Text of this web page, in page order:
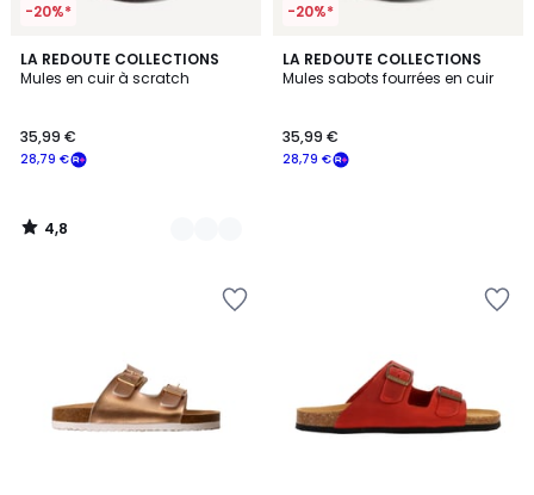
-20%*
LA REDOUTE COLLECTIONS
Mules en cuir à scratch
€
souscrivez
notre
programme
28,79 €
35,99 €
4,8
/ 5
2
Couleurs
4,8
/
-20%*
LA REDOUTE COLLECTIONS
Mules sabots fourrées en cuir
28,79 €
35,99 €